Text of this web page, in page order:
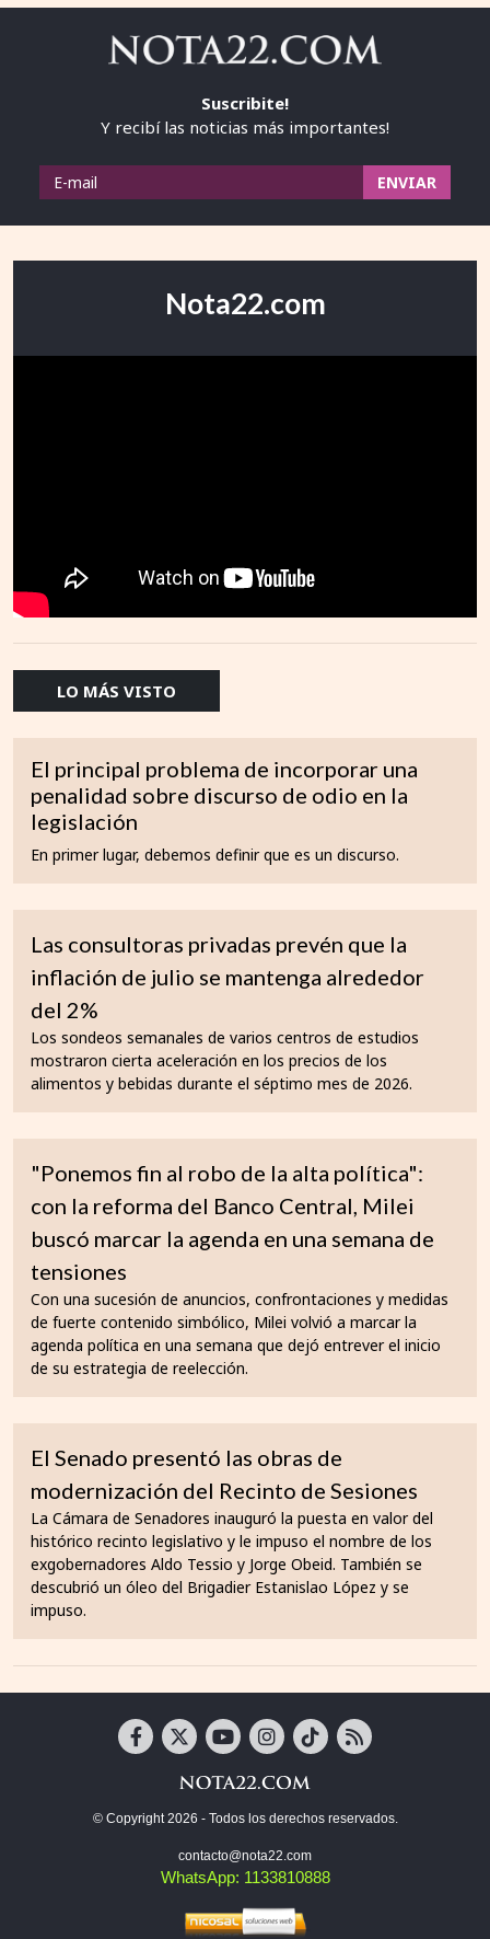
Suscribite!
Y recibí las noticias más importantes!
Nota22.com
LO MÁS VISTO
El principal problema de incorporar una
penalidad sobre discurso de odio en la
legislación
En primer lugar, debemos definir que es un discurso.
Las consultoras privadas prevén que la
inflación de julio se mantenga alrededor
del 2%
Los sondeos semanales de varios centros de estudios
mostraron cierta aceleración en los precios de los
alimentos y bebidas durante el séptimo mes de 2026.
"Ponemos fin al robo de la alta política":
con la reforma del Banco Central, Milei
buscó marcar la agenda en una semana de
tensiones
Con una sucesión de anuncios, confrontaciones y medidas
de fuerte contenido simbólico, Milei volvió a marcar la
agenda política en una semana que dejó entrever el inicio
de su estrategia de reelección.
El Senado presentó las obras de
modernización del Recinto de Sesiones
La Cámara de Senadores inauguró la puesta en valor del
histórico recinto legislativo y le impuso el nombre de los
exgobernadores Aldo Tessio y Jorge Obeid. También se
descubrió un óleo del Brigadier Estanislao López y se
impuso.
© Copyright 2026 - Todos los derechos reservados.
contacto@nota22.com
WhatsApp: 1133810888